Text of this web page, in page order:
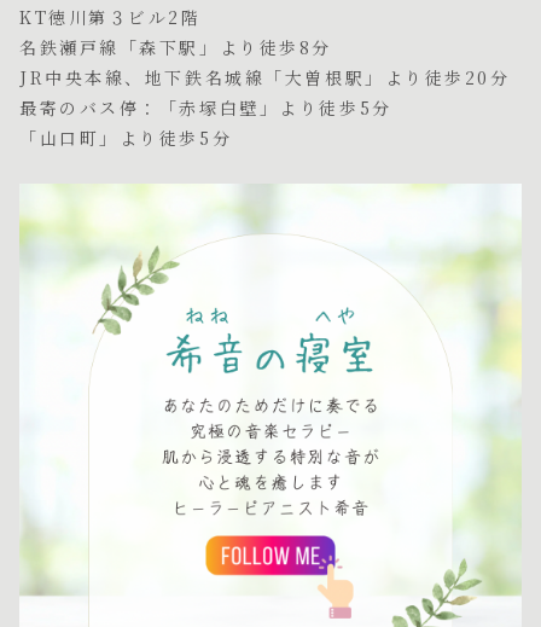
KT徳川第３ビル2階
名鉄瀬戸線「森下駅」より徒歩8分
JR中央本線、地下鉄名城線「大曽根駅」より徒歩20分
最寄のバス停：「赤塚白壁」より徒歩5分
「山口町」より徒歩5分